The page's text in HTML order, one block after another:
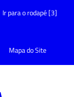
Ir para o rodapé [3]
Mapa do Site